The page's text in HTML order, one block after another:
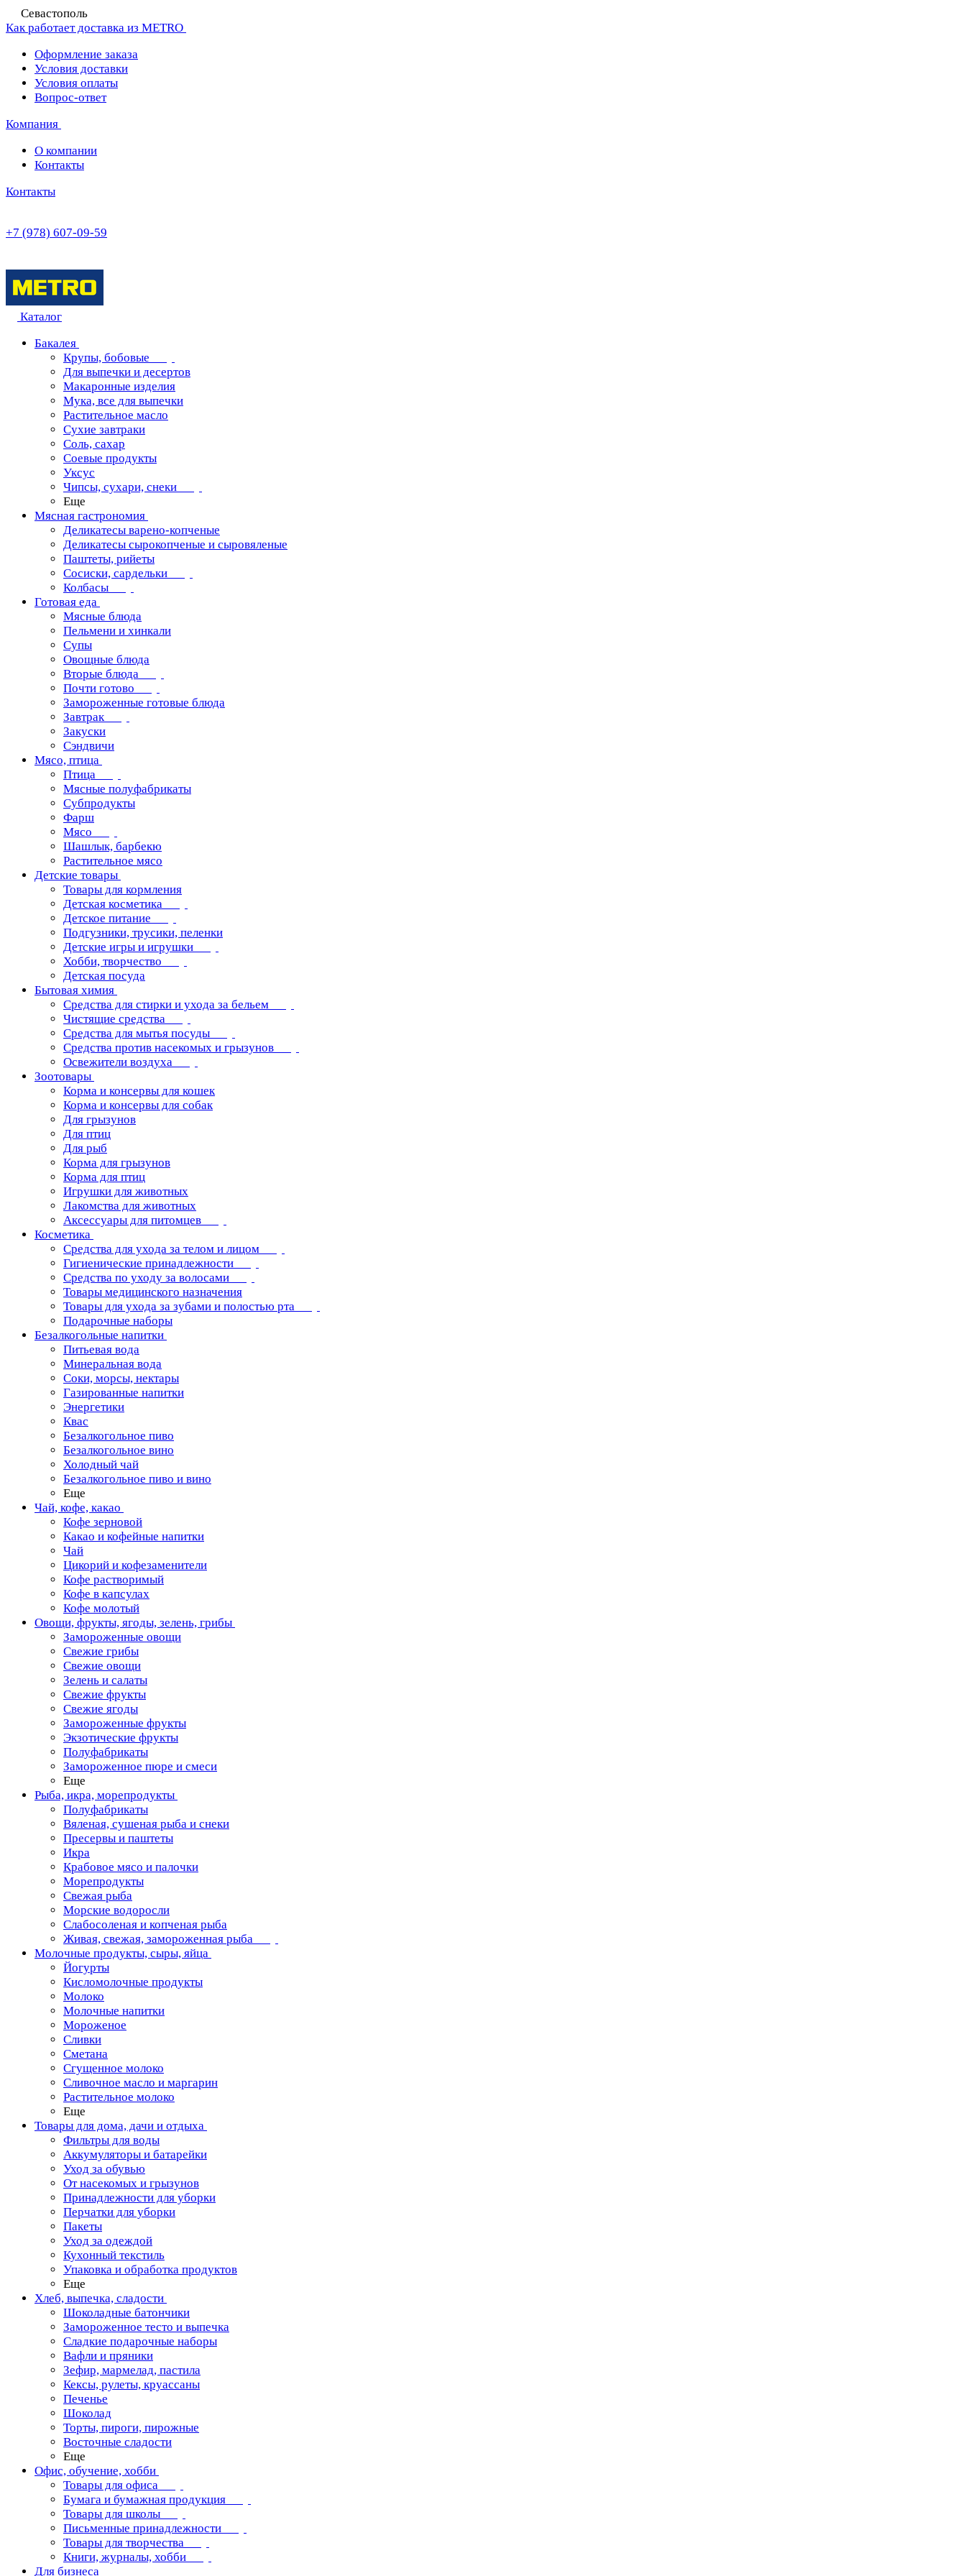
Севастополь
Как работает доставка из METRO
Оформление заказа
Условия доставки
Условия оплаты
Вопрос-ответ
Компания
О компании
Контакты
Контакты
+7 (978) 607-09-59
Каталог
Бакалея
Крупы, бобовые
Для выпечки и десертов
Макаронные изделия
Мука, все для выпечки
Растительное масло
Сухие завтраки
Соль, сахар
Соевые продукты
Уксус
Чипсы, сухари, снеки
Еще
Мясная гастрономия
Деликатесы варено-копченые
Деликатесы сырокопченые и сыровяленые
Паштеты, рийеты
Сосиски, сардельки
Колбасы
Готовая еда
Мясные блюда
Пельмени и хинкали
Супы
Овощные блюда
Вторые блюда
Почти готово
Замороженные готовые блюда
Завтрак
Закуски
Сэндвичи
Мясо, птица
Птица
Мясные полуфабрикаты
Субпродукты
Фарш
Мясо
Шашлык, барбекю
Растительное мясо
Детские товары
Товары для кормления
Детская косметика
Детское питание
Подгузники, трусики, пеленки
Детские игры и игрушки
Хобби, творчество
Детская посуда
Бытовая химия
Средства для стирки и ухода за бельем
Чистящие средства
Средства для мытья посуды
Средства против насекомых и грызунов
Освежители воздуха
Зоотовары
Корма и консервы для кошек
Корма и консервы для собак
Для грызунов
Для птиц
Для рыб
Корма для грызунов
Корма для птиц
Игрушки для животных
Лакомства для животных
Аксессуары для питомцев
Косметика
Средства для ухода за телом и лицом
Гигиенические принадлежности
Средства по уходу за волосами
Товары медицинского назначения
Товары для ухода за зубами и полостью рта
Подарочные наборы
Безалкогольные напитки
Питьевая вода
Минеральная вода
Соки, морсы, нектары
Газированные напитки
Энергетики
Квас
Безалкогольное пиво
Безалкогольное вино
Холодный чай
Безалкогольное пиво и вино
Еще
Чай, кофе, какао
Кофе зерновой
Какао и кофейные напитки
Чай
Цикорий и кофезаменители
Кофе растворимый
Кофе в капсулах
Кофе молотый
Овощи, фрукты, ягоды, зелень, грибы
Замороженные овощи
Свежие грибы
Свежие овощи
Зелень и салаты
Свежие фрукты
Свежие ягоды
Замороженные фрукты
Экзотические фрукты
Полуфабрикаты
Замороженное пюре и смеси
Еще
Рыба, икра, морепродукты
Полуфабрикаты
Вяленая, сушеная рыба и снеки
Пресервы и паштеты
Икра
Крабовое мясо и палочки
Морепродукты
Свежая рыба
Морские водоросли
Слабосоленая и копченая рыба
Живая, свежая, замороженная рыба
Молочные продукты, сыры, яйца
Йогурты
Кисломолочные продукты
Молоко
Молочные напитки
Мороженое
Сливки
Сметана
Сгущенное молоко
Сливочное масло и маргарин
Растительное молоко
Еще
Товары для дома, дачи и отдыха
Фильтры для воды
Аккумуляторы и батарейки
Уход за обувью
От насекомых и грызунов
Принадлежности для уборки
Перчатки для уборки
Пакеты
Уход за одеждой
Кухонный текстиль
Упаковка и обработка продуктов
Еще
Хлеб, выпечка, сладости
Шоколадные батончики
Замороженное тесто и выпечка
Сладкие подарочные наборы
Вафли и пряники
Зефир, мармелад, пастила
Кексы, рулеты, круассаны
Печенье
Шоколад
Торты, пироги, пирожные
Восточные сладости
Еще
Офис, обучение, хобби
Товары для офиса
Бумага и бумажная продукция
Товары для школы
Письменные принадлежности
Товары для творчества
Книги, журналы, хобби
Для бизнеса